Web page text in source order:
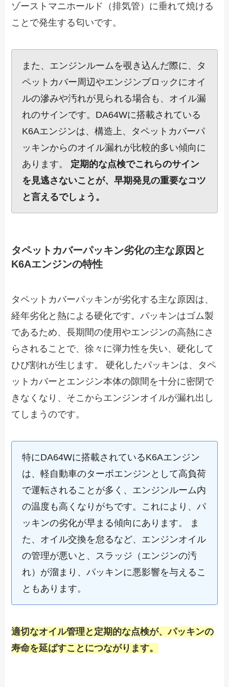
ゾーストマニホールド（排気管）に垂れて焼ける
ことで発生する匂いです。
また、エンジンルームを覗き込んだ際に、タ
ペットカバー周辺やエンジンブロックにオイ
ルの滲みや汚れが見られる場合も、オイル漏
れのサインです。DA64Wに搭載されている
K6Aエンジンは、構造上、タペットカバーパ
ッキンからのオイル漏れが比較的多い傾向に
あります。 定期的な点検でこれらのサイン
を見逃さないことが、早期発見の重要なコツ
と言えるでしょう。
タペットカバーパッキン劣化の主な原因と
K6Aエンジンの特性
タペットカバーパッキンが劣化する主な原因は、
経年劣化と熱による硬化です。パッキンはゴム製
であるため、長期間の使用やエンジンの高熱にさ
らされることで、徐々に弾力性を失い、硬化して
ひび割れが生じます。 硬化したパッキンは、タペ
ットカバーとエンジン本体の隙間を十分に密閉で
きなくなり、そこからエンジンオイルが漏れ出し
てしまうのです。
特にDA64Wに搭載されているK6Aエンジン
は、軽自動車のターボエンジンとして高負荷
で運転されることが多く、エンジンルーム内
の温度も高くなりがちです。これにより、パ
ッキンの劣化が早まる傾向にあります。 ま
た、オイル交換を怠るなど、エンジンオイル
の管理が悪いと、スラッジ（エンジンの汚
れ）が溜まり、パッキンに悪影響を与えるこ
ともあります。
適切なオイル管理と定期的な点検が、パッキンの
寿命を延ばすことにつながります。